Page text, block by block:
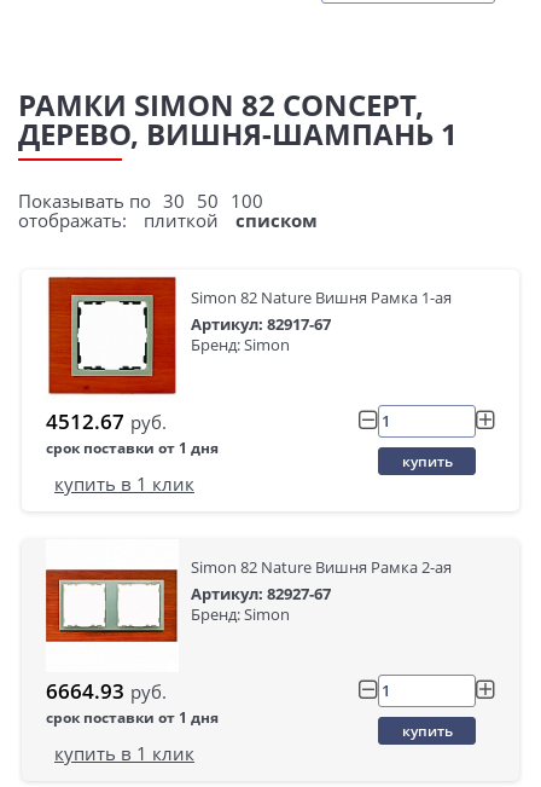
РАМКИ SIMON 82 CONCEPT,
ДЕРЕВО, ВИШНЯ-ШАМПАНЬ 1
Показывать по 30 50 100
отображать:
плиткой списком
Simon 82 Nature Вишня Рамка 1-ая
Артикул: 82917-67
Бренд: Simon
4512.67 руб.
срок поставки от 1 дня
купить
купить в 1 клик
Simon 82 Nature Вишня Рамка 2-ая
Артикул: 82927-67
Бренд: Simon
6664.93 руб.
срок поставки от 1 дня
купить
купить в 1 клик